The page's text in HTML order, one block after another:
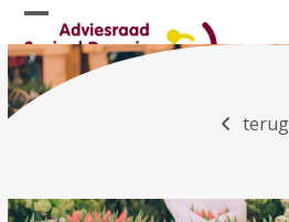
Skip
to
content
Open
mobile
menu
Close
mobile
menu
terug